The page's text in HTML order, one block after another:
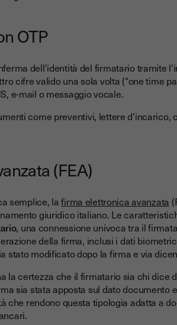
OTP
dell'identità del firmatario tramite
cifre valido una sola volta (“one time
e-mail o messaggio vocale.
come preventivi, lettere d'incarico,
(FEA)
semplice, lafirma elettronica avanzata
giuridico italiano. Le
, una connessione univoca tra il
della firma, inclusi i dati
stato modificato dopo la firma e via
la certezza che il firmatario sia chi dice
sia stata apposta sul dato documento
che rendono questa tipologia adatta a